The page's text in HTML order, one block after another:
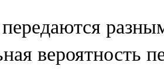
вероятность